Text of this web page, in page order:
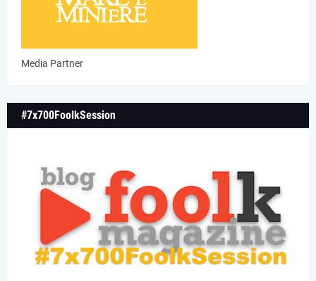
Media Partner
#7x700FoolkSession